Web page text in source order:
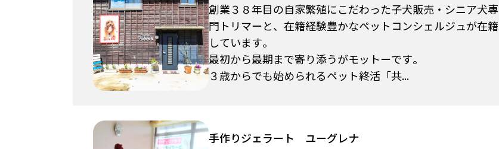
創業３８年目の自家繁殖にこだわった子犬販売・シニア犬専
門トリマーと、在籍経験豊かなペットコンシェルジュが在籍
しています。
最初から最期まで寄り添うがモットーです。
３歳からでも始められるペット終活「共...
手作りジェラート ユーグレナ